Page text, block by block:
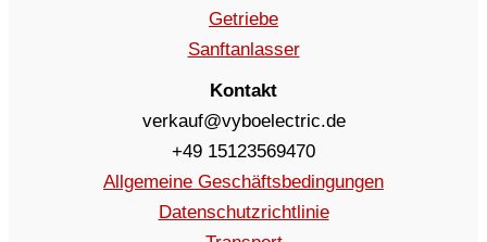
Getriebe
Sanftanlasser
Kontakt
verkauf@vyboelectric.de
+49 15123569470
Allgemeine Geschäftsbedingungen
Datenschutzrichtlinie